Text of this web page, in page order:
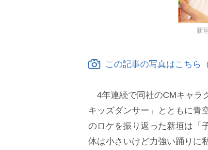
新
この記事の写真はこちら
4年連続で同社のCMキャラ
キッズダンサー」とともに青
のロケを振り返った新垣は「
体は小さいけど力強い踊りに